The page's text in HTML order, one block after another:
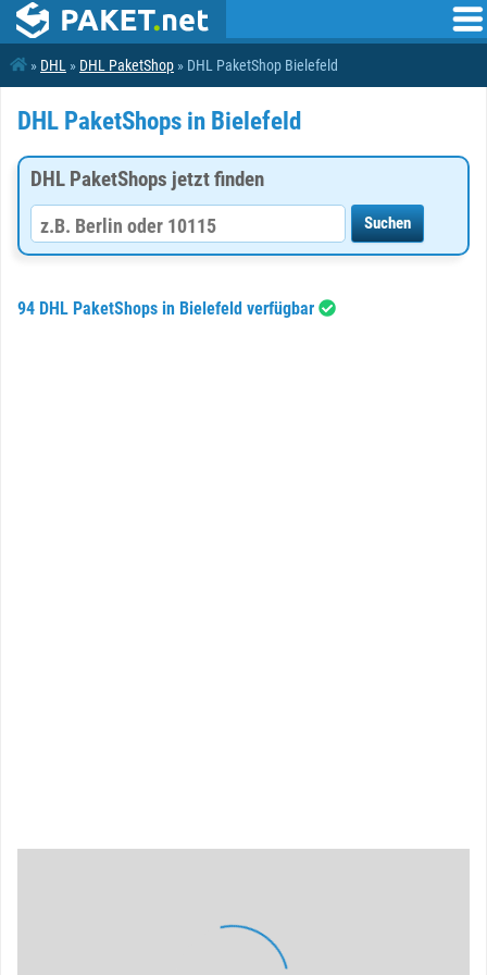
» DHL » DHL PaketShop » DHL PaketShop Bielefeld
DHL PaketShops in Bielefeld
DHL PaketShops jetzt finden
94 DHL PaketShops in Bielefeld verfügbar